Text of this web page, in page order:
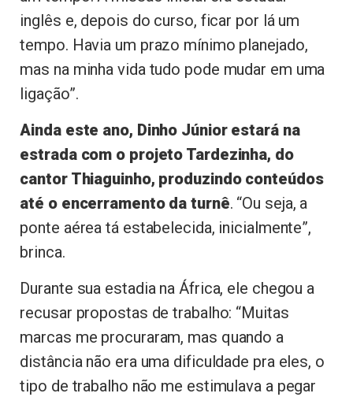
inglês e, depois do curso, ficar por lá um
tempo. Havia um prazo mínimo planejado,
mas na minha vida tudo pode mudar em uma
ligação”.
Ainda este ano, Dinho Júnior estará na
estrada com o projeto Tardezinha, do
cantor Thiaguinho, produzindo conteúdos
até o encerramento da turnê. “Ou seja, a
ponte aérea tá estabelecida, inicialmente”,
brinca.
Durante sua estadia na África, ele chegou a
recusar propostas de trabalho: “Muitas
marcas me procuraram, mas quando a
distância não era uma dificuldade pra eles, o
tipo de trabalho não me estimulava a pegar